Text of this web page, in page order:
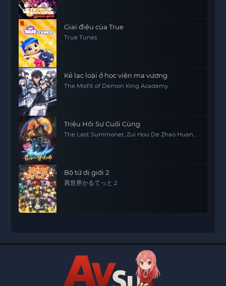
Giai điệu của True
True Tunes
Kẻ lạc loài ở học viện ma vương
The Misfit of Demon King Academy
Triệu Hồi Sư Cuối Cùng
The Last Summoner, Zui Hou De Zhao Huan
Bộ tứ dị giới 2
異世界かるてっと 2